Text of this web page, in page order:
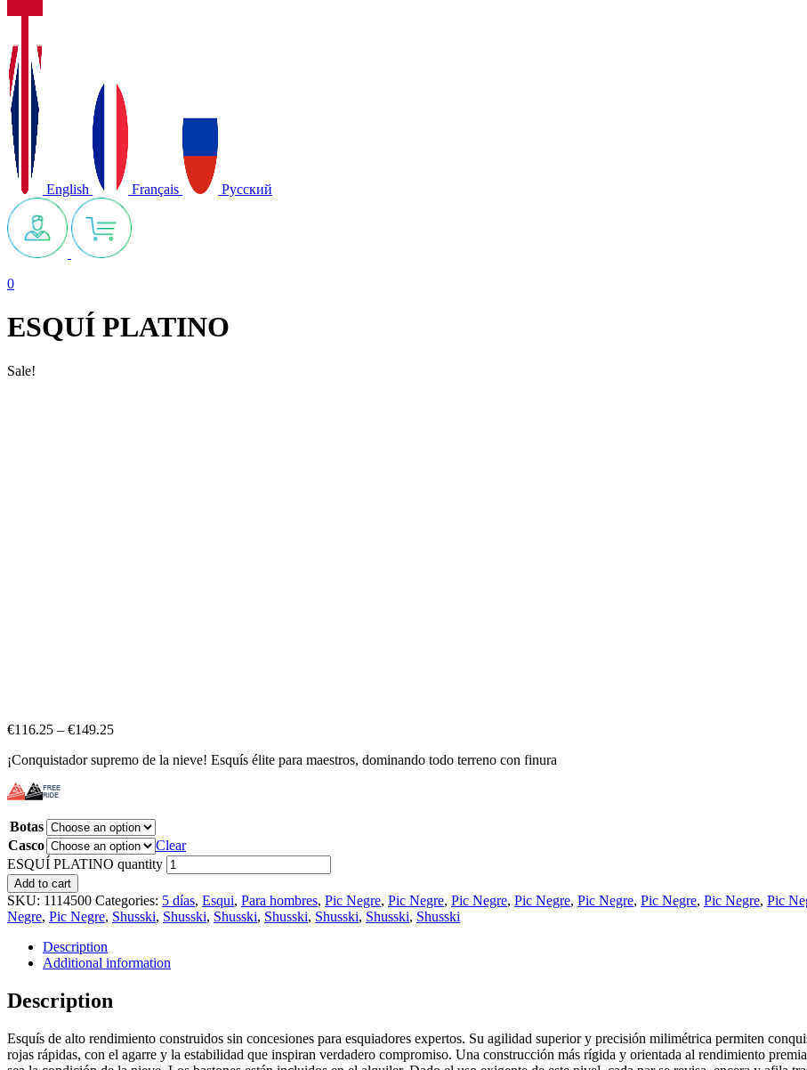
English Français Русский
0
ESQUÍ PLATINO
Sale!
€116.25 – €149.25
¡Conquistador supremo de la nieve! Esquís élite para maestros, dominando todo terreno con finura
Botas
Casco
Clear
ESQUÍ PLATINO quantity
Add to cart
SKU: 1114500 Categories: 5 días, Esqui, Para hombres, Pic Negre, Pic Negre, Pic Negre, Pic Negre, Pic Negre, Pic Negre, Pic Negre, Pic
Negre, Pic Negre, Shusski, Shusski, Shusski, Shusski, Shusski, Shusski, Shusski
Description
Additional information
Description
Esquís de alto rendimiento construidos sin concesiones para esquiadores expertos. Su agilidad superior y precisión milimétrica permiten
rojas rápidas, con el agarre y la estabilidad que inspiran verdadero compromiso. Una construcción más rígida y orientada al rendimiento